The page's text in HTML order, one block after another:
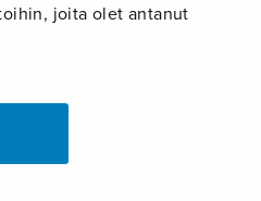
joita olet antanut